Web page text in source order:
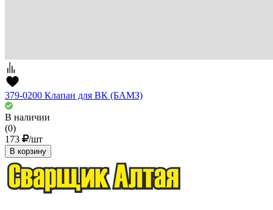
379-0200 Клапан для ВК (БАМЗ)
В наличии
(0)
173
/шт
В корзину